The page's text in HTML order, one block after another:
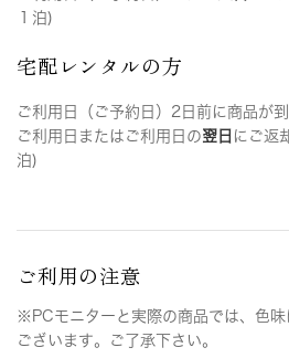
１泊)
宅配レンタルの方
ご利用日（ご予約日）2日前に商品が到
ご利用日またはご利用日の翌日 にご返
泊)
ご利用の注意
※PCモニターと実際の商品では、色
ございます。ご了承下さい。